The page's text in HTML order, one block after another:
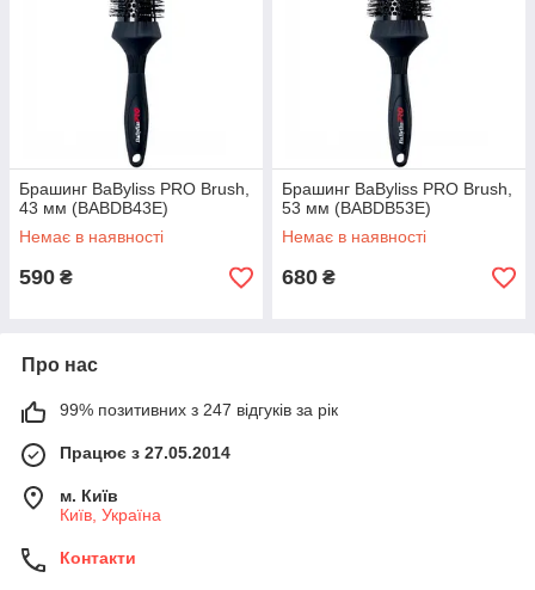
Брашинг BaByliss PRO Brush,
43 мм (BABDB43E)
Немає в наявності
590 ₴
Брашинг BaByliss PRO Brush,
53 мм (BABDB53E)
Немає в наявності
680 ₴
Про нас
99% позитивних з 247 відгуків за рік
Працює з 27.05.2014
м. Київ
Київ, Україна
Контакти